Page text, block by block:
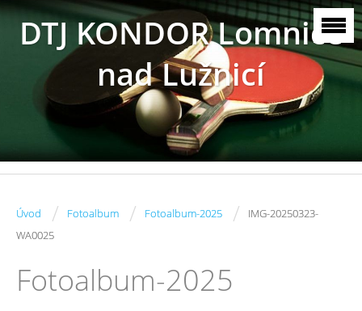
DTJ KONDOR Lomnice
nad Lužnicí
Úvod / Fotoalbum / Fotoalbum-2025 /
IMG-20250323-
WA0025
Fotoalbum-2025